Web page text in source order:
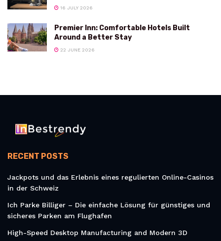
16 JULY 2026
Premier Inn: Comfortable Hotels Built
Around a Better Stay
22 JUNE 2026
RECENT POSTS
Jackpots und das Erlebnis eines regulierten Online-Casinos
in der Schweiz
Ich Parke Billiger – Die einfache Lösung für günstiges und
sicheres Parken am Flughafen
High-Speed Desktop Manufacturing and Modern 3D